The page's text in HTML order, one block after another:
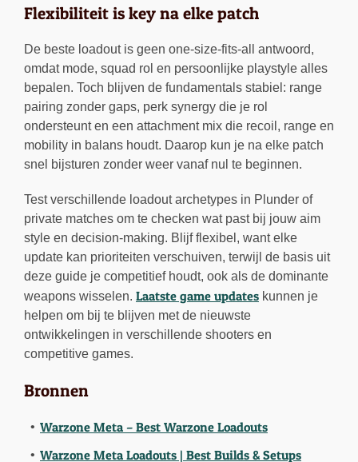
Flexibiliteit is key na elke patch
De beste loadout is geen one-size-fits-all antwoord,
omdat mode, squad rol en persoonlijke playstyle alles
bepalen. Toch blijven de fundamentals stabiel: range
pairing zonder gaps, perk synergy die je rol
ondersteunt en een attachment mix die recoil, range en
mobility in balans houdt. Daarop kun je na elke patch
snel bijsturen zonder weer vanaf nul te beginnen.
Test verschillende loadout archetypes in Plunder of
private matches om te checken wat past bij jouw aim
style en decision-making. Blijf flexibel, want elke
update kan prioriteiten verschuiven, terwijl de basis uit
deze guide je competitief houdt, ook als de dominante
weapons wisselen. Laatste game updates kunnen je
helpen om bij te blijven met de nieuwste
ontwikkelingen in verschillende shooters en
competitive games.
Bronnen
Warzone Meta – Best Warzone Loadouts
Warzone Meta Loadouts | Best Builds & Setups